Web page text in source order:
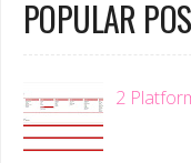
POPULAR
2